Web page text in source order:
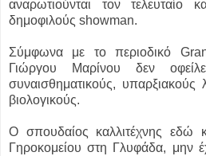
αναρωτιούνται τον τελευταίο
δημοφιλούς showman.
Σύμφωνα με το περιοδικό
Γιώργου Μαρίνου δεν
συναισθηματικούς,
βιολογικούς.
Ο σπουδαίος καλλιτέχνης εδώ
Γηροκομείου στη Γλυφάδα, μην